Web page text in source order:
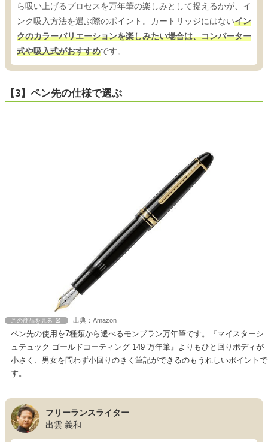
ら吸い上げるプロセスを万年筆の楽しみとして捉えるかが、イ
ンク吸入方法を選ぶ際のポイント。カートリッジにはないイン
クのカラーバリエーションを楽しみたい場合は、コンバーター
式や吸入式がおすすめです。
【3】ペン先の仕様で選ぶ
この商品を見る 出典：Amazon
ペン先の使用を7種類から選べるモンブラン万年筆です。『マイスターシ
ュテュック ゴールドコーティング 149 万年筆』よりもひと回りボディが
小さく、男女を問わず小回りのきく筆記ができるのもうれしいポイントで
す。
フリーランスライター
出雲 義和